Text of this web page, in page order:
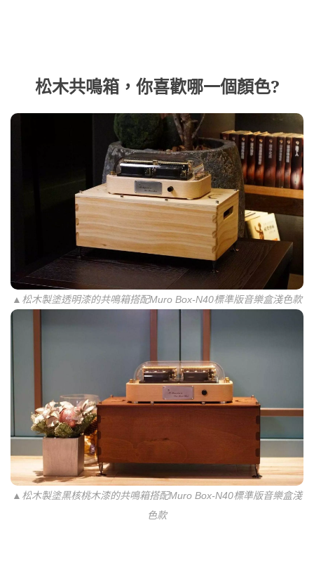
松木共鳴箱，你喜歡哪一個顏色?
▲松木製塗透明漆的共鳴箱搭配Muro Box-N40標準版音樂盒淺色款
▲松木製塗黑核桃木漆的共鳴箱搭配Muro Box-N40標準版音樂盒淺
色款